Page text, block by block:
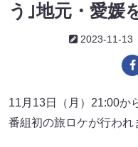
う｣地元・愛媛
2023-11-13
11月13日（月）21:00か
番組初の旅ロケが行われ